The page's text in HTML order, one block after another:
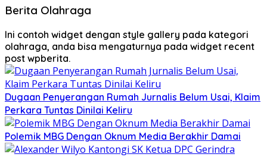
Berita Olahraga
Ini contoh widget dengan style gallery pada kategori
olahraga, anda bisa mengaturnya pada widget recent
post wpberita.
Dugaan Penyerangan Rumah Jurnalis Belum Usai, Klaim
Perkara Tuntas Dinilai Keliru
Polemik MBG Dengan Oknum Media Berakhir Damai